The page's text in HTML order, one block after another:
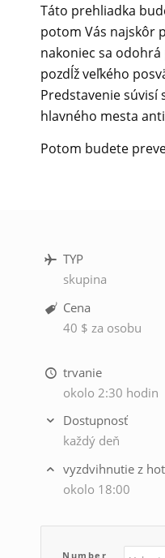
Táto prehliadka
potom Vás najskôr
nakoniec sa
pozdĺž veľkého
Predstavenie súvisí
hlavného mesta
Potom budete
TYP
skupina
Cena
40 $ za osobu
trvanie
okolo 2:30 hodin
Dostupnosť
každý deň
vyzdvihnutie z
okolo 18:00
Number